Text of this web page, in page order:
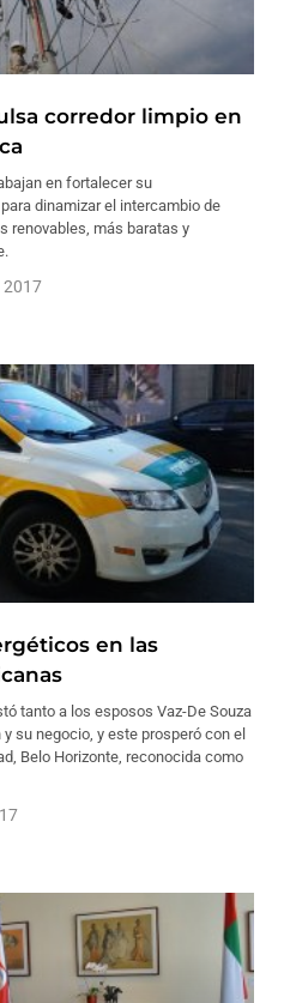
corredor limpio en
en fortalecer su
dinamizar el intercambio de
renovables, más baratas y
2017
en las
tanto a los esposos Vaz-De Souza
su negocio, y este prosperó con el
Belo Horizonte, reconocida como